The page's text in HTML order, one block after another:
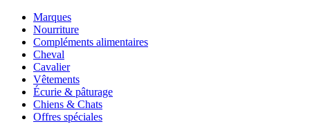
Marques
Nourriture
Compléments alimentaires
Cheval
Cavalier
Vêtements
Écurie & pâturage
Chiens & Chats
Offres spéciales